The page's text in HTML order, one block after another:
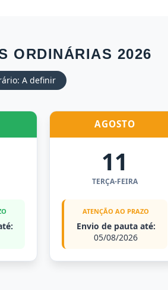
ORDINÁRIAS 2026
A definir
AGOSTO
11
TERÇA-FEIRA
ATENÇÃO AO PRAZO
Envio de pauta até:
05/08/2026